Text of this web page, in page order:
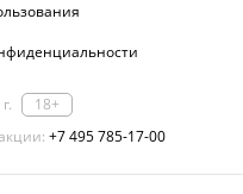
18+
+7 495 785-17-00